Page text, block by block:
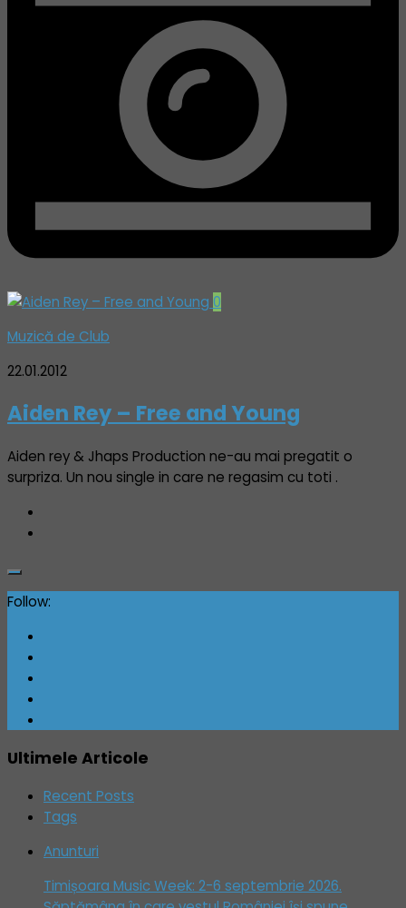
0
Muzică de Club
22.01.2012
Aiden Rey – Free and Young
Aiden rey & Jhaps Production ne-au mai pregatit o
surpriza. Un nou single in care ne regasim cu toti .
Follow:
Ultimele Articole
Recent Posts
Tags
Anunturi
Timișoara Music Week: 2-6 septembrie 2026.